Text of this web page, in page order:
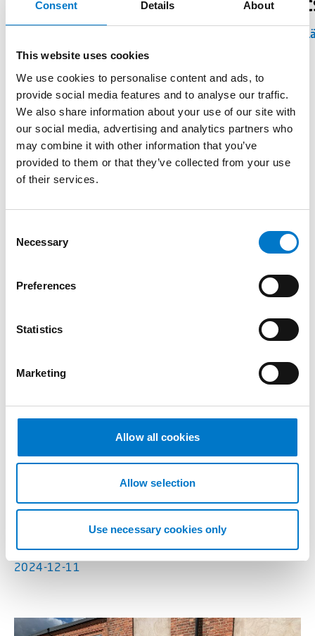
Consent Details About
This website uses cookies
We use cookies to personalise content and ads, to
provide social media features and to analyse our traffic.
We also share information about your use of our site with
our social media, advertising and analytics partners who
may combine it with other information that you’ve
provided to them or that they’ve collected from your use
of their services.
Necessary
Preferences
Statistics
Marketing
Allow all cookies
Allow selection
Use necessary cookies only
W3 Ljusramp
Se alla brandprodukter
Referenser
Referenser
2024-11-18
Tankbil till Räddningstjänsten
Norrtälje
2024-12-11